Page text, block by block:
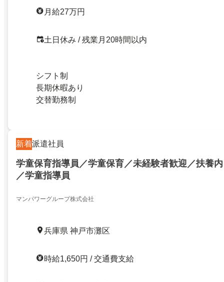
月給27万円
土日休み / 残業月20時間以内
シフト制
長期休暇あり
交替勤務制
新着派遣社員
学童保育指導員／学童保育／未経験者歓迎／扶養
／学童指導員
マンパワーグループ株式会社
兵庫県 神戸市灘区
時給1,650円 / 交通費支給